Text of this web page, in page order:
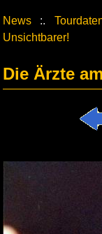
News :.
Unsichtbarer!
Die Ärzte